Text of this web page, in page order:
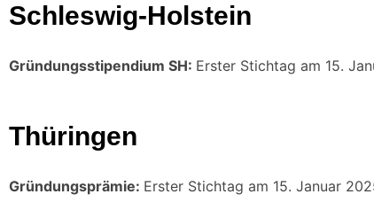
Schleswig-Holstein
Gründungsstipendium SH: Erster Stichtag am 15.
Thüringen
Gründungsprämie: Erster Stichtag am 15. Januar